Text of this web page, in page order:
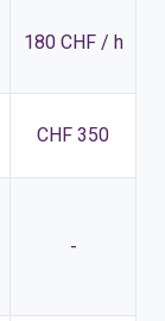
180 CHF / h
CHF 350
-